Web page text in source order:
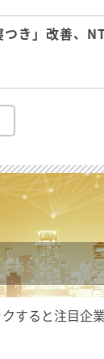
き」改善、
すると注目企